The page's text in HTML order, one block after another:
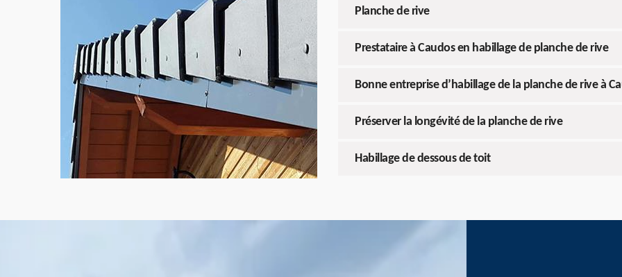
Planche de rive
Prestataire à Caudos en habillage de planche de rive
Bonne entreprise d’habillage de la planche de rive à
Préserver la longévité de la planche de rive
Habillage de dessous de toit